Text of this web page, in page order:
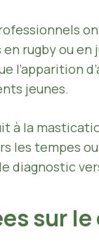
rugby ou en
jeunes.
à la
les tempes ou
sur